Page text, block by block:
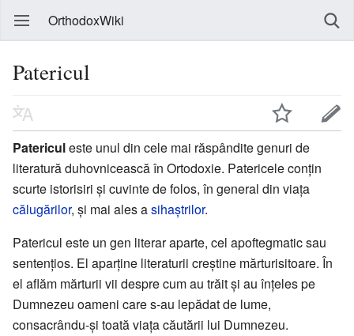
OrthodoxWiki
Patericul
Patericuleste unul din cele mai răspândite genuri de
literatură duhovnicească în Ortodoxie. Patericele conțin
scurte istorisiri și cuvinte de folos, în general din viața
călugărilor, și mai ales asihaștrilor.
Patericul este un gen literar aparte, cel apoftegmatic sau
sentențios. El aparține literaturii creștine mărturisitoare. În
el aflăm mărturii vii despre cum au trăit și au înțeles pe
Dumnezeu oameni care s-au lepădat de lume,
consacrându-și toată viața căutării lui Dumnezeu.